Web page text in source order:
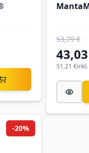
53,79 €
51,21 €
-20%